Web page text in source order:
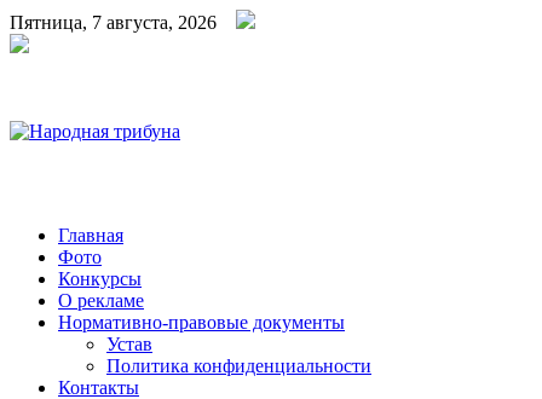
Пятница, 7 августа, 2026
Народная трибуна
Калининская районная газета
Главная
Фото
Конкурсы
О рекламе
Нормативно-правовые документы
Устав
Политика конфиденциальности
Контакты